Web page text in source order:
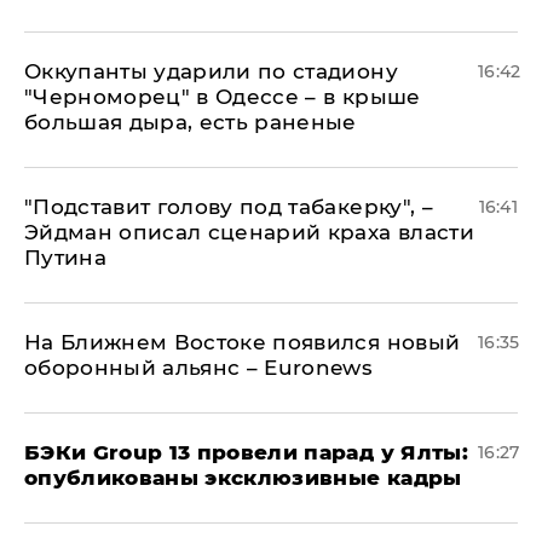
Оккупанты ударили по стадиону
"Черноморец" в Одессе – в крыше
большая дыра, есть раненые
16:42
​"Подставит голову под табакерку", –
Эйдман описал сценарий краха власти
Путина
16:41
На Ближнем Востоке появился новый
оборонный альянс – Euronews
16:35
​БЭКи Group 13 провели парад у Ялты:
опубликованы эксклюзивные кадры
16:27